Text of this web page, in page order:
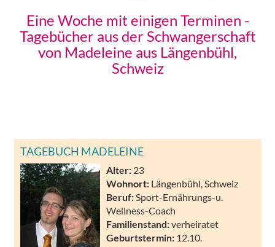
Eine Woche mit einigen Terminen -
Tagebücher aus der Schwangerschaft
von Madeleine aus Längenbühl,
Schweiz
TAGEBUCH MADELEINE
Alter: 23
Wohnort: Längenbühl, Schweiz
Beruf: Sport-Ernährungs-u.
Wellness-Coach
Familienstand:verheiratet
Geburtstermin: 12.10.